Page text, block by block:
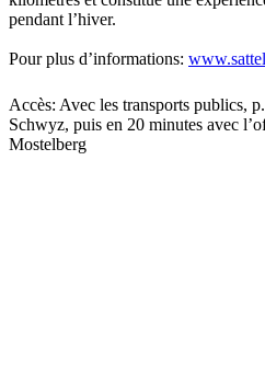
pendant l’hiver.
Pour plus d’informations:
Accès: Avec les transports publics,
Schwyz, puis en 20 minutes avec
Mostelberg